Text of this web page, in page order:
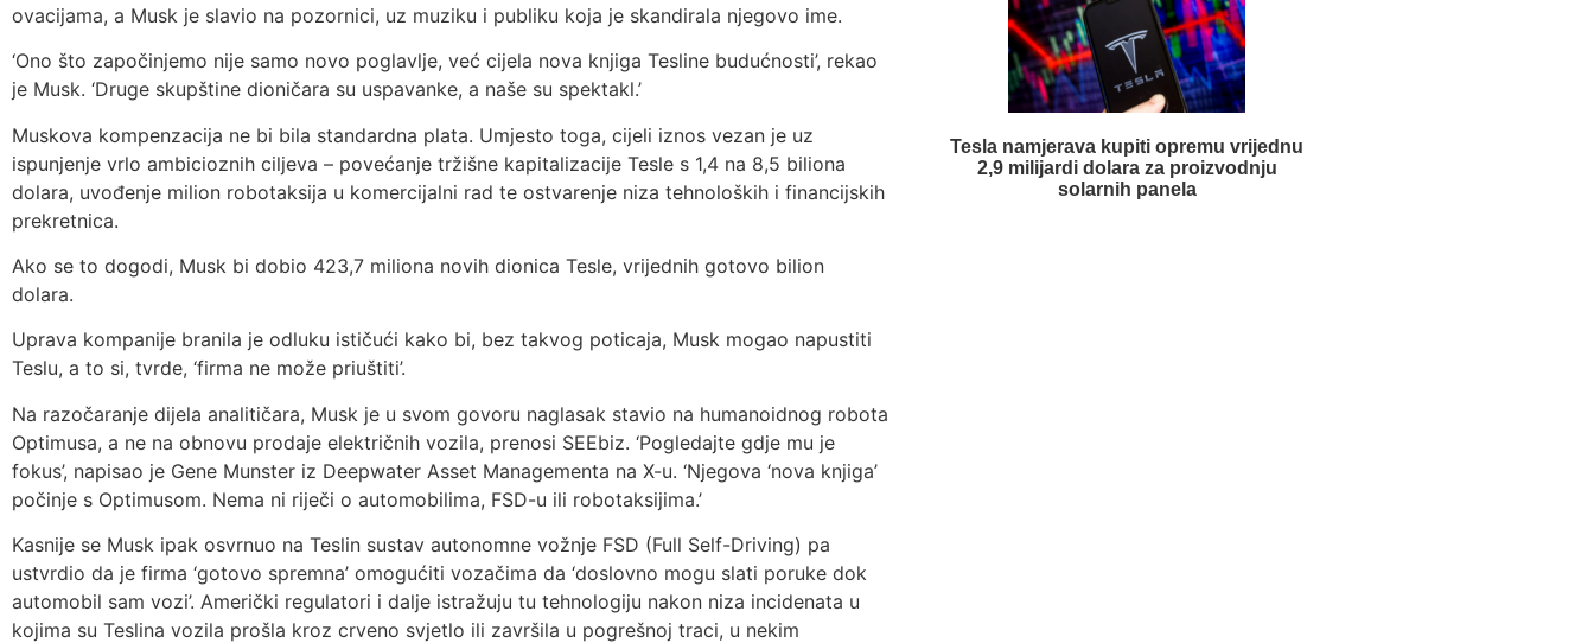
ovacijama, a Musk je slavio na pozornici, uz muziku i publiku koja je skandirala njegovo ime.
‘Ono što započinjemo nije samo novo poglavlje, već cijela nova knjiga Tesline budućnosti’, rekao
je Musk. ‘Druge skupštine dioničara su uspavanke, a naše su spektakl.’
Muskova kompenzacija ne bi bila standardna plata. Umjesto toga, cijeli iznos vezan je uz
ispunjenje vrlo ambicioznih ciljeva – povećanje tržišne kapitalizacije Tesle s 1,4 na 8,5 biliona
dolara, uvođenje milion robotaksija u komercijalni rad te ostvarenje niza tehnoloških i financijskih
prekretnica.
Ako se to dogodi, Musk bi dobio 423,7 miliona novih dionica Tesle, vrijednih gotovo bilion
dolara.
Uprava kompanije branila je odluku ističući kako bi, bez takvog poticaja, Musk mogao napustiti
Teslu, a to si, tvrde, ‘firma ne može priuštiti’.
Na razočaranje dijela analitičara, Musk je u svom govoru naglasak stavio na humanoidnog robota
Optimusa, a ne na obnovu prodaje električnih vozila, prenosi SEEbiz. ‘Pogledajte gdje mu je
fokus’, napisao je Gene Munster iz Deepwater Asset Managementa na X-u. ‘Njegova ‘nova knjiga’
počinje s Optimusom. Nema ni riječi o automobilima, FSD-u ili robotaksijima.’
Kasnije se Musk ipak osvrnuo na Teslin sustav autonomne vožnje FSD (Full Self-Driving) pa
ustvrdio da je firma ‘gotovo spremna’ omogućiti vozačima da ‘doslovno mogu slati poruke dok
automobil sam vozi’. Američki regulatori i dalje istražuju tu tehnologiju nakon niza incidenata u
kojima su Teslina vozila prošla kroz crveno svjetlo ili završila u pogrešnoj traci, u nekim
Tesla namjerava kupiti opremu vrijednu
2,9 milijardi dolara za proizvodnju
solarnih panela